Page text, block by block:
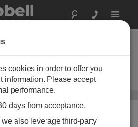
Toggle
ンポーネ
測および電源
コンポーネント
cookies in order to offer you
information. Please accept
performance.
days from acceptance.
we also leverage third-party